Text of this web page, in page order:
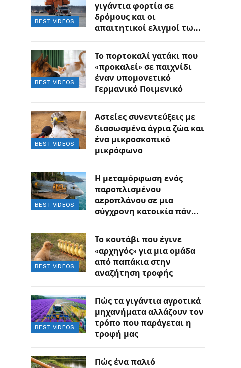
BEST VIDEOS
γιγάντια φορτία σε
δρόμους και οι
απαιτητικοί ελιγμοί των
BEST VIDEOS
Το πορτοκαλί γατάκι που
«προκαλεί» σε παιχνίδι
έναν υπομονετικό
Γερμανικό Ποιμενικό
BEST VIDEOS
Αστείες συνεντεύξεις με
διασωσμένα άγρια ζώα και
ένα μικροσκοπικό
μικρόφωνο
BEST VIDEOS
Η μεταμόρφωση ενός
παροπλισμένου
αεροπλάνου σε μια
σύγχρονη κατοικία πάνω
BEST VIDEOS
Το κουτάβι που έγινε
«αρχηγός» για μια ομάδα
από παπάκια στην
αναζήτηση τροφής
BEST VIDEOS
Πώς τα γιγάντια αγροτικά
μηχανήματα αλλάζουν τον
τρόπο που παράγεται η
τροφή μας
Πώς ένα παλιό